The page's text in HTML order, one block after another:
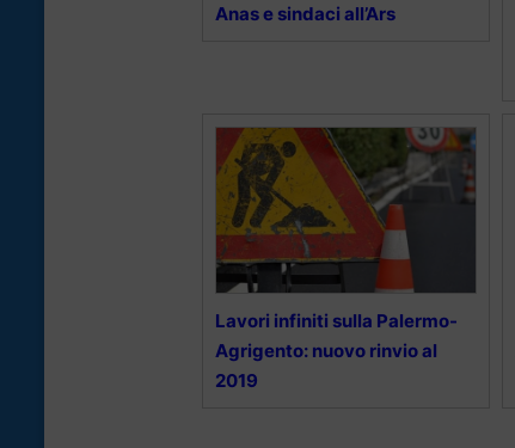
Anas e sindaci all’Ars
Lavori infiniti sulla Palermo-
Agrigento: nuovo rinvio al
2019